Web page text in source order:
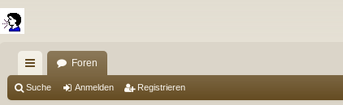
ch
Foren
Suche Anmelden Registrieren